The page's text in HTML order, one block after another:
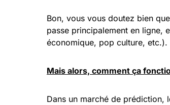
Bon, vous vous doutez bien
passe principalement en ligne,
économique, pop culture, etc.).
Mais alors, comment ça
Dans un marché de prédiction,